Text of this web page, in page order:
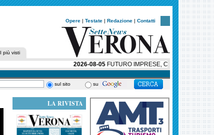
Opere | Testate | Redazione | Contatti
I più visti
2026-08-05FUTURO IMPRESE, CONFIMI: «VERONA
sul sito su
LA RIVISTA